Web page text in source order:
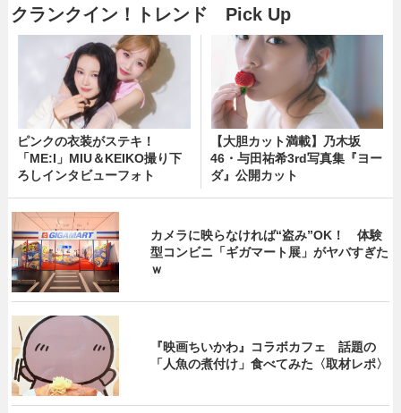
クランクイン！トレンド Pick Up
ピンクの衣装がステキ！
「ME:I」MIU＆KEIKO撮り下
ろしインタビューフォト
【大胆カット満載】乃木坂
46・与田祐希3rd写真集『ヨー
ダ』公開カット
カメラに映らなければ“盗み”OK！ 体験
型コンビニ「ギガマート展」がヤバすぎた
ｗ
『映画ちいかわ』コラボカフェ 話題の
「人魚の煮付け」食べてみた〈取材レポ〉